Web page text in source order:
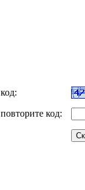
код:
повторите код: